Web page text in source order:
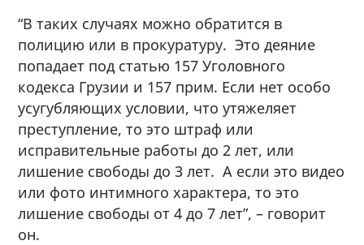
“В таких случаях можно обратится в
полицию или в прокуратуру. Это деяние
попадает под статью 157 Уголовного
кодекса Грузии и 157 прим. Если нет особо
усугубляющих условии, что утяжеляет
преступление, то это штраф или
исправительные работы до 2 лет, или
лишение свободы до 3 лет. А если это видео
или фото интимного характера, то это
лишение свободы от 4 до 7 лет”, – говорит
он.